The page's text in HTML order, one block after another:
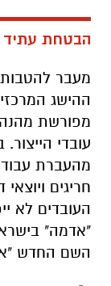
ההישג
מפורשת
מהעברת
חריגים
העובדים לא
"אדמה"
השם החדש
יו"ר
את המהלך:
המשותפת של